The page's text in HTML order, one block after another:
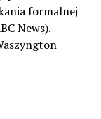
formalnej
News).